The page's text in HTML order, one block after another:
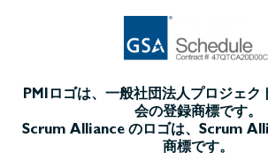
PMIロゴは、一般社団法人プロジェク
会の登録商標です。
Scrum Alliance のロゴは、Scrum
商標です。